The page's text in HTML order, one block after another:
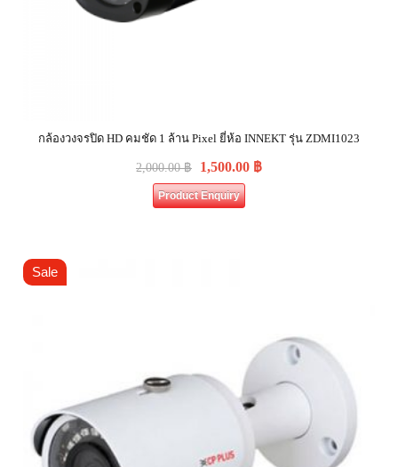
กล้องวงจรปิด HD คมชัด 1 ล้าน Pixel ยี่ห้อ INNEKT รุ่น ZDMI1023
2,000.00฿ 1,500.00 ฿
Product Enquiry
Sale